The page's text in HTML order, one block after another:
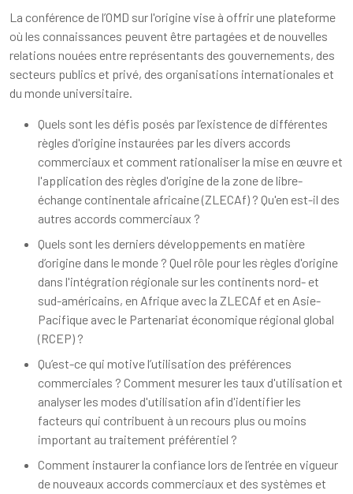
La conférence de l’OMD sur l'origine vise à offrir une plateforme
où les connaissances peuvent être partagées et de nouvelles
relations nouées entre représentants des gouvernements, des
secteurs publics et privé, des organisations internationales et
du monde universitaire.
Quels sont les défis posés par l’existence de différentes
règles d'origine instaurées par les divers accords
commerciaux et comment rationaliser la mise en œuvre et
l'application des règles d'origine de la zone de libre-
échange continentale africaine (ZLECAf) ? Qu'en est-il des
autres accords commerciaux ?
Quels sont les derniers développements en matière
d’origine dans le monde ? Quel rôle pour les règles d'origine
dans l'intégration régionale sur les continents nord- et
sud-américains, en Afrique avec la ZLECAf et en Asie-
Pacifique avec le Partenariat économique régional global
(RCEP) ?
Qu’est-ce qui motive l’utilisation des préférences
commerciales ? Comment mesurer les taux d'utilisation et
analyser les modes d'utilisation afin d'identifier les
facteurs qui contribuent à un recours plus ou moins
important au traitement préférentiel ?
Comment instaurer la confiance lors de l’entrée en vigueur
de nouveaux accords commerciaux et des systèmes et